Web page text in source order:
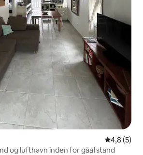
4,8 ud af 5
4,8 (5)
og lufthavn inden for gåafstand